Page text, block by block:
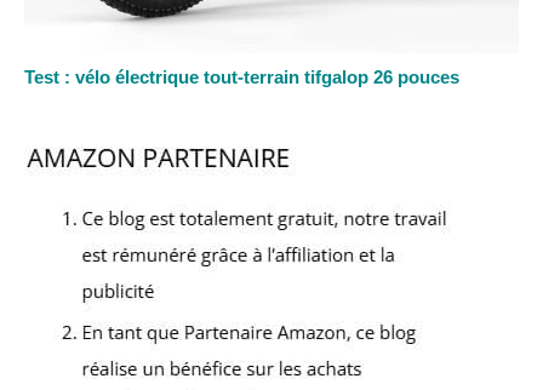
Test : vélo électrique tout-terrain tifgalop 26 pouces